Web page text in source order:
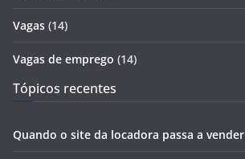
Vagas (14)
Vagas de emprego (14)
Tópicos recentes
Quando o site da locadora passa a vender